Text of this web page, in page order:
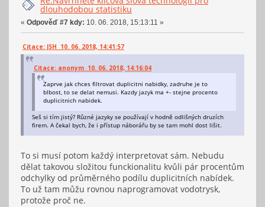
dlouhodobou statistiku
« Odpověď #7 kdy: 10. 06. 2018, 15:13:11 »
Citace: JSH 10. 06. 2018, 14:41:57
Citace: anonym 10. 06. 2018, 14:16:04
Zaprve jak chces filtrovat duplicitni nabidky, zadruhe je to
blbost, to se delat nemusi. Kazdy jazyk ma +- stejne procento
duplicitnich nabidek.
Seš si tím jistý? Různé jazyky se používají v hodně odlišných druzích
firem. A čekal bych, že i přístup náborářu by se tam mohl dost lišit.
To si musí potom každý interpretovat sám. Nebudu
dělat takovou složitou funckionalitu kvůli pár procentům
odchylky od průměrného podílu duplicitních nabídek.
To už tam můžu rovnou naprogramovat vodotrysk,
protože proč ne.